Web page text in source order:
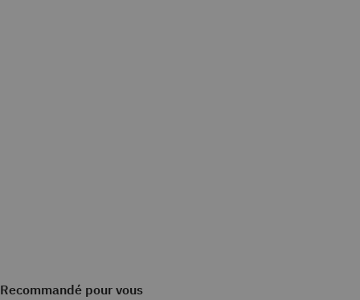
Recommandé pour vous